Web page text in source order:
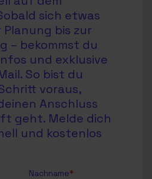
sich etwas
bis zur
– bekommst du
und exklusive
So bist du
voraus,
Anschluss
geht. Melde dich
und kostenlos
Nachname*